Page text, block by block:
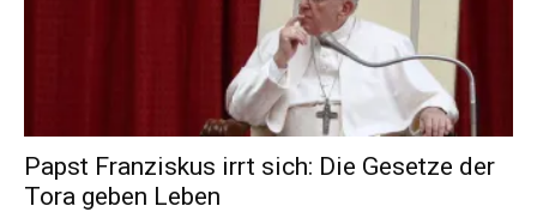
Papst Franziskus irrt sich: Die Gesetze der
Tora geben Leben